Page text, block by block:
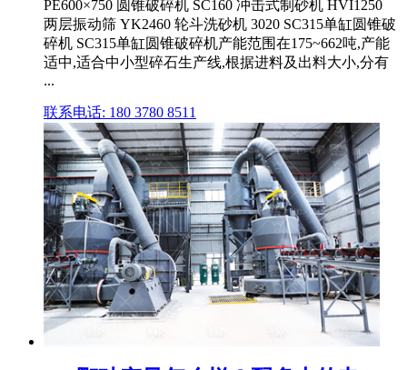
PE600×750 圆锥破碎机 SC160 冲击式制砂机 HVI1250
两层振动筛 YK2460 轮斗洗砂机 3020 SC315单缸圆锥破
碎机 SC315单缸圆锥破碎机产能范围在175~662吨,产能
适中,适合中小型碎石生产线,根据进料及出料大小,分有
...
联系电话: 180 3780 8511